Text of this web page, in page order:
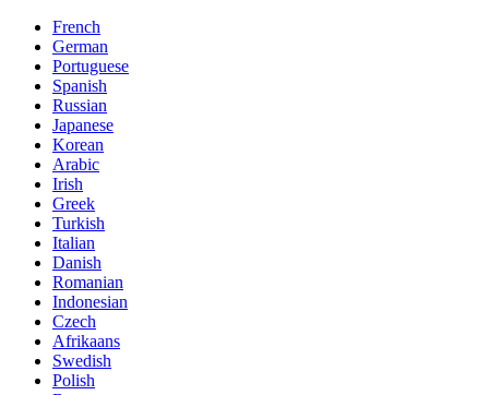
French
German
Portuguese
Spanish
Russian
Japanese
Korean
Arabic
Irish
Greek
Turkish
Italian
Danish
Romanian
Indonesian
Czech
Afrikaans
Swedish
Polish